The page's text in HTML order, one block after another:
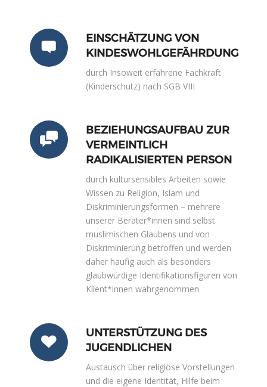
EINSCHÄTZUNG VON
KINDESWOHLGEFÄHRDUNG
durch Insoweit erfahrene Fachkraft
(Kinderschutz) nach SGB VIII
BEZIEHUNGSAUFBAU ZUR
VERMEINTLICH
RADIKALISIERTEN PERSON
durch kultursensibles Arbeiten sowie
Wissen zu Religion, Islam und
Diskriminierungsformen – mehrere
unserer Berater*innen sind selbst
muslimischen Glaubens und von
Diskriminierung betroffen und werden
daher häufig auch als besonders
glaubwürdige Identifikationsfiguren von
Klient*innen wahrgenommen
UNTERSTÜTZUNG DES
JUGENDLICHEN
Austausch über religiöse Vorstellungen
und die eigene Identität, Hilfe beim